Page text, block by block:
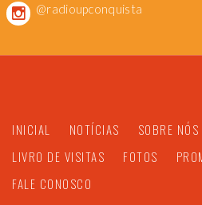
@radioupconquista
INICIAL NOTÍCIAS SOBRE NÓS
LIVRO DE VISITAS
FOTOS
FALE CONOSCO